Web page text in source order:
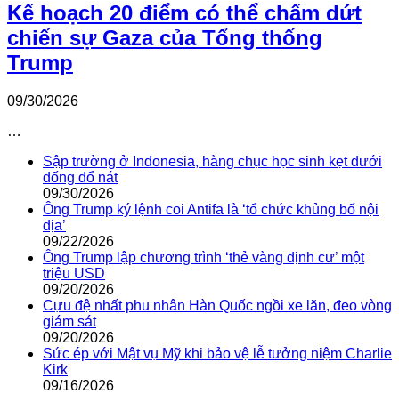
Kế hoạch 20 điểm có thể chấm dứt
chiến sự Gaza của Tổng thống
Trump
09/30/2026
…
Sập trường ở Indonesia, hàng chục học sinh kẹt dưới
đống đổ nát
09/30/2026
Ông Trump ký lệnh coi Antifa là ‘tổ chức khủng bố nội
địa’
09/22/2026
Ông Trump lập chương trình ‘thẻ vàng định cư’ một
triệu USD
09/20/2026
Cựu đệ nhất phu nhân Hàn Quốc ngồi xe lăn, đeo vòng
giám sát
09/20/2026
Sức ép với Mật vụ Mỹ khi bảo vệ lễ tưởng niệm Charlie
Kirk
09/16/2026